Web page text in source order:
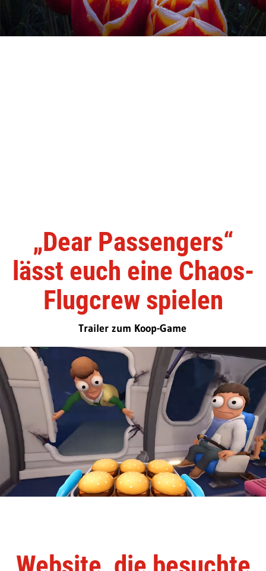
„Dear Passengers“
lässt euch eine Chaos-
Flugcrew spielen
Trailer zum Koop-Game